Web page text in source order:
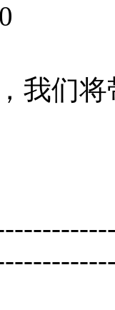
我们